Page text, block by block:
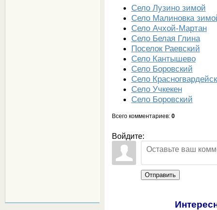
Село Лузино зимой
Село Малиновка
Село Ачхой-Мартан
Село Белая Глина
Поселок Раевский
Село Кантышево
Село Боровский
Село
Село Учкекен
Село Боровский
Всего комментариев: 0
Войдите:
Отправить